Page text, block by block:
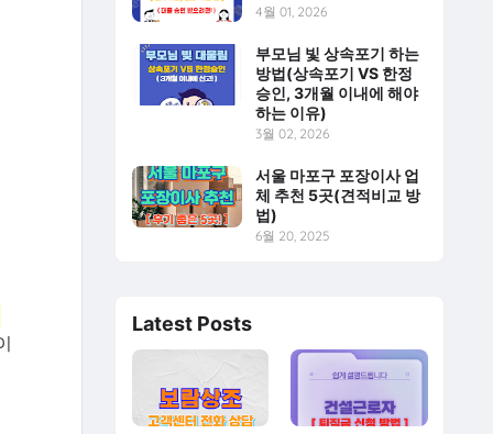
4월 01, 2026
부모님 빛 상속포기 하는
방법(상속포기 VS 한정
승인, 3개월 이내에 해야
하는 이유)
3월 02, 2026
서울 마포구 포장이사 업
체 추천 5곳(견적비교 방
법)
6월 20, 2025
Latest Posts